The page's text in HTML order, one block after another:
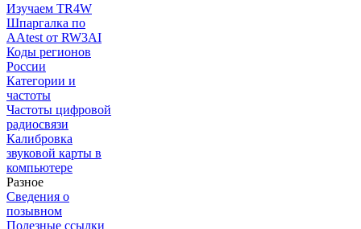
Изучаем TR4W
Шпаргалка по
AAtest от RW3AI
Коды регионов
России
Категории и
частоты
Частоты цифровой
радиосвязи
Калибровка
звуковой карты в
компьютере
Разное
Сведения о
позывном
Полезные ссылки